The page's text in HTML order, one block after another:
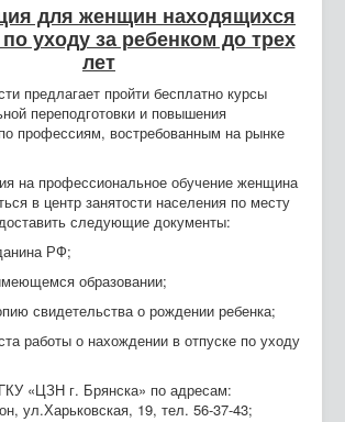
для женщин находящихся
уходу за ребенком до трех
лет
предлагает пройти бесплатно курсы
переподготовки и повышения
профессиям, востребованным на рынке
на профессиональное обучение женщина
в центр занятости населения по месту
следующие документы:
РФ;
образовании;
свидетельства о рождении ребенка;
работы о нахождении в отпуске по уходу
«ЦЗН г. Брянска» по адресам:
ул.Харьковская, 19, тел. 56-37-43;